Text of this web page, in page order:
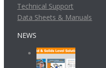
Technical Support
Data Sheets & Manuals
NEWS